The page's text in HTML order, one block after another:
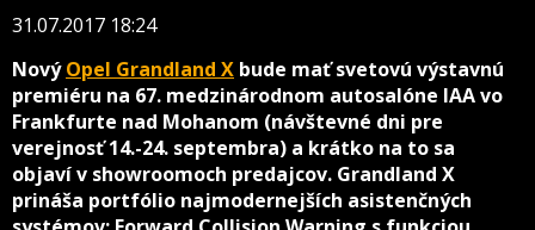
31.07.2017 18:24
NovýOpel Grandland X bude mať svetovú výstavnú
premiéru na 67. medzinárodnom autosalóne IAA vo
Frankfurte nad Mohanom (návštevné dni pre
verejnosť 14.-24. septembra) a krátko na to sa
objaví v showroomoch predajcov. Grandland X
prináša portfólio najmodernejších asistenčných